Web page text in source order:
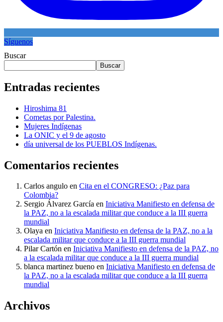
Síguenos
Buscar
Buscar
Entradas recientes
Hiroshima 81
Cometas por Palestina.
Mujeres Indígenas
La ONIC y el 9 de agosto
día universal de los PUEBLOS Indígenas.
Comentarios recientes
Carlos angulo en Cita en el CONGRESO: ¿Paz para
Colombia?
Sergio Álvarez García en Iniciativa Manifiesto en defensa de
la PAZ, no a la escalada militar que conduce a la III guerra
mundial
Olaya en Iniciativa Manifiesto en defensa de la PAZ, no a la
escalada militar que conduce a la III guerra mundial
Pilar Cartón en Iniciativa Manifiesto en defensa de la PAZ, no
a la escalada militar que conduce a la III guerra mundial
blanca martinez bueno en Iniciativa Manifiesto en defensa de
la PAZ, no a la escalada militar que conduce a la III guerra
mundial
Archivos